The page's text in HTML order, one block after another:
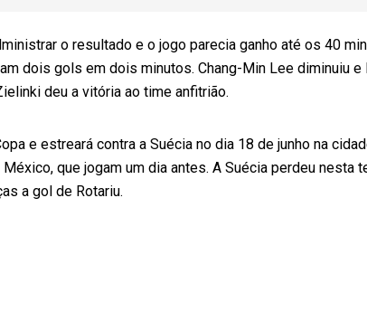
o resultado e o jogo parecia ganho até os 40
dois gols em dois minutos. Chang-Min Lee diminuiu e
deu a vitória ao time anfitrião.
e estreará contra a Suécia no dia 18 de junho na
que jogam um dia antes. A Suécia perdeu nesta
a gol de Rotariu.